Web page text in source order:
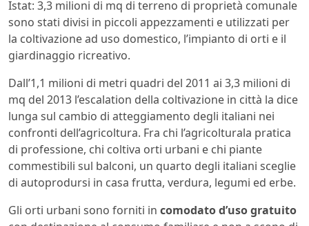
Istat: 3,3 milioni di mq di terreno di proprietà comunale
sono stati divisi in piccoli appezzamenti e utilizzati per
la coltivazione ad uso domestico, l’impianto di orti e il
giardinaggio ricreativo.
Dall’1,1 milioni di metri quadri del 2011 ai 3,3 milioni di
mq del 2013 l’escalation della coltivazione in città la dice
lunga sul cambio di atteggiamento degli italiani nei
confronti dell’agricoltura. Fra chi l’agricolturala pratica
di professione, chi coltiva orti urbani e chi piante
commestibili sul balconi, un quarto degli italiani sceglie
di autoprodursi in casa frutta, verdura, legumi ed erbe.
Gli orti urbani sono forniti in comodato d’uso gratuito